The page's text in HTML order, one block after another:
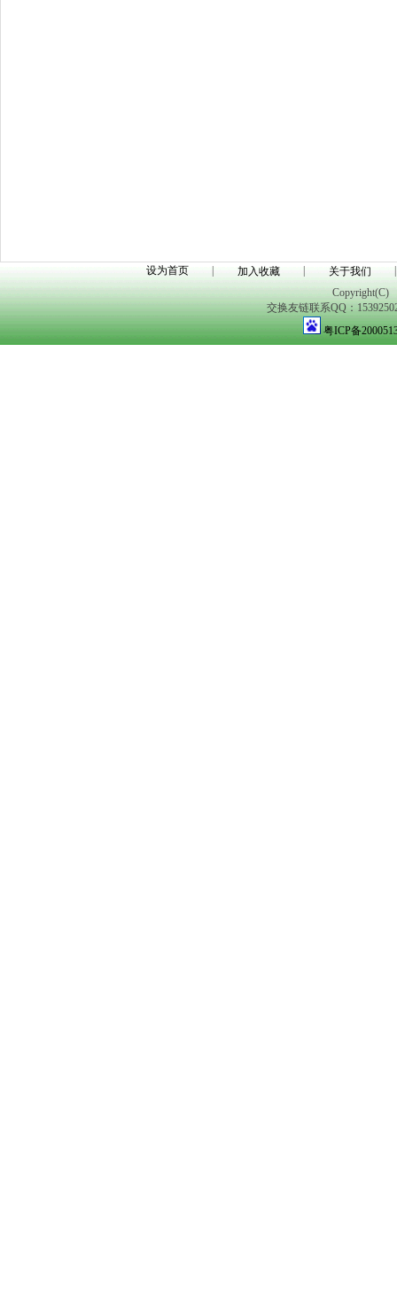
设为首页 加入收藏 关于我们
Copyright(C)
交换友链联系QQ：
粤ICP备